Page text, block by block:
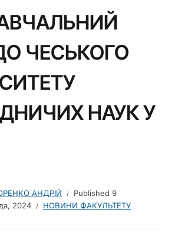
ЧЕСЬКОГО
НАУК У
АНДРІЙ Published 9
2024
НОВИНИ ФАКУЛЬТЕТУ